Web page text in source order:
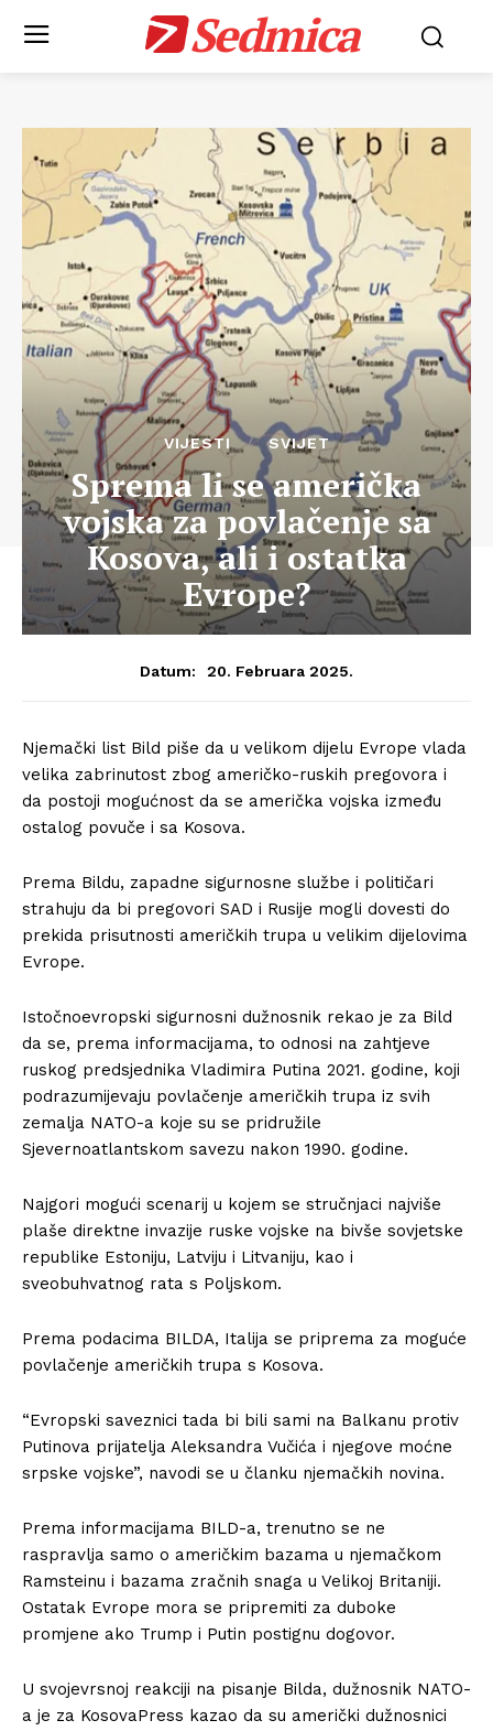
Sedmica
VIJESTI SVIJET
Sprema li se američka
vojska za povlačenje sa
Kosova, ali i ostatka
Evrope?
Datum: 20. Februara 2025.
Njemački list Bild piše da u velikom dijelu Evrope vlada
velika zabrinutost zbog američko-ruskih pregovora i
da postoji mogućnost da se američka vojska između
ostalog povuče i sa Kosova.
Prema Bildu, zapadne sigurnosne službe i političari
strahuju da bi pregovori SAD i Rusije mogli dovesti do
prekida prisutnosti američkih trupa u velikim dijelovima
Evrope.
Istočnoevropski sigurnosni dužnosnik rekao je za Bild
da se, prema informacijama, to odnosi na zahtjeve
ruskog predsjednika Vladimira Putina 2021. godine, koji
podrazumijevaju povlačenje američkih trupa iz svih
zemalja NATO-a koje su se pridružile
Sjevernoatlantskom savezu nakon 1990. godine.
Najgori mogući scenarij u kojem se stručnjaci najviše
plaše direktne invazije ruske vojske na bivše sovjetske
republike Estoniju, Latviju i Litvaniju, kao i
sveobuhvatnog rata s Poljskom.
Prema podacima BILDA, Italija se priprema za moguće
povlačenje američkih trupa s Kosova.
“Evropski saveznici tada bi bili sami na Balkanu protiv
Putinova prijatelja Aleksandra Vučića i njegove moćne
srpske vojske”, navodi se u članku njemačkih novina.
Prema informacijama BILD-a, trenutno se ne
raspravlja samo o američkim bazama u njemačkom
Ramsteinu i bazama zračnih snaga u Velikoj Britaniji.
Ostatak Evrope mora se pripremiti za duboke
promjene ako Trump i Putin postignu dogovor.
U svojevrsnoj reakciji na pisanje Bilda, dužnosnik NATO-
a je za KosovaPress kazao da su američki dužnosnici